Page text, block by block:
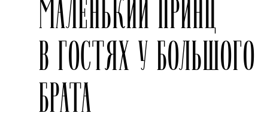
МАЛЕНЬКИЙ ПРИНЦ
В ГОСТЯХ У БОЛЬШОГО
БРАТА